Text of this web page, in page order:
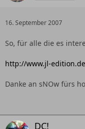
16. September 2007
So, für alle die es
http://www.jl-
Danke an sNOw fürs
DC!